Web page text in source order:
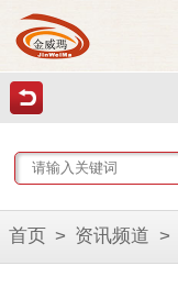
首页 > 资讯频道 >